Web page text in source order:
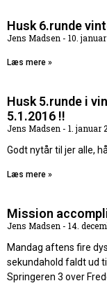
Husk 6.runde
Jens Madsen 10.
Læs mere »
Husk 5.runde i
5.1.2016 !!
Jens Madsen
1. januar
Godt nytår til jer alle,
Læs mere »
Mission
Jens Madsen
14.
Mandag aftens fire
sekundahold faldt ud
Springeren 3 over